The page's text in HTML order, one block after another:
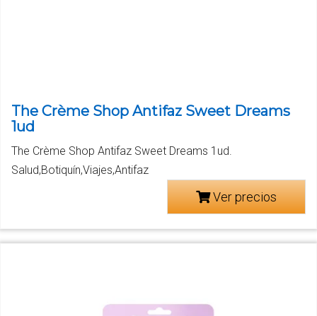
The Crème Shop Antifaz Sweet Dreams
1ud
The Crème Shop Antifaz Sweet Dreams 1ud.
Salud,Botiquín,Viajes,Antifaz
Ver precios